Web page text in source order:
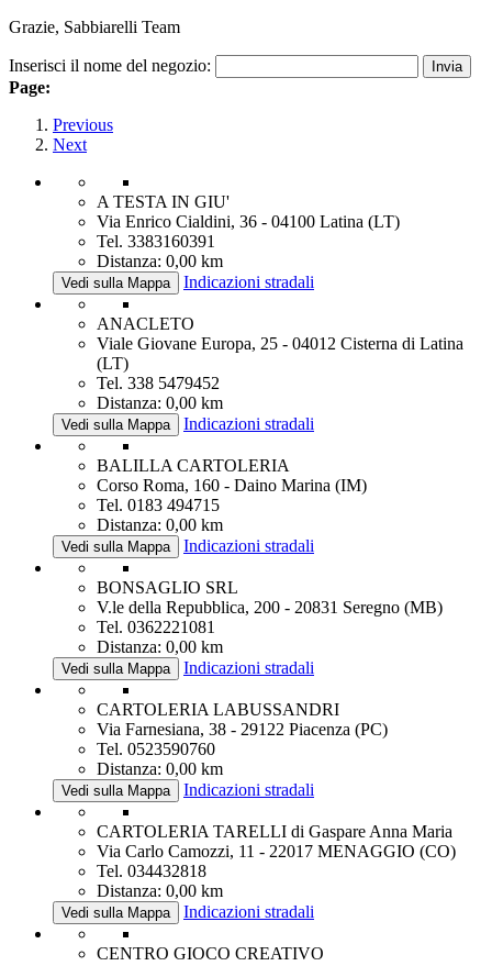
Grazie, Sabbiarelli Team
Inserisci il nome del negozio:
Page:
Previous
Next
A TESTA IN GIU'
Via Enrico Cialdini, 36 - 04100 Latina (LT)
Tel. 3383160391
Distanza: 0,00 km
Vedi sulla Mappa Indicazioni stradali
ANACLETO
Viale Giovane Europa, 25 - 04012 Cisterna di Latina
(LT)
Tel. 338 5479452
Distanza: 0,00 km
Vedi sulla Mappa Indicazioni stradali
BALILLA CARTOLERIA
Corso Roma, 160 - Daino Marina (IM)
Tel. 0183 494715
Distanza: 0,00 km
Vedi sulla Mappa Indicazioni stradali
BONSAGLIO SRL
V.le della Repubblica, 200 - 20831 Seregno (MB)
Tel. 0362221081
Distanza: 0,00 km
Vedi sulla Mappa Indicazioni stradali
CARTOLERIA LABUSSANDRI
Via Farnesiana, 38 - 29122 Piacenza (PC)
Tel. 0523590760
Distanza: 0,00 km
Vedi sulla Mappa Indicazioni stradali
CARTOLERIA TARELLI di Gaspare Anna Maria
Via Carlo Camozzi, 11 - 22017 MENAGGIO (CO)
Tel. 034432818
Distanza: 0,00 km
Vedi sulla Mappa Indicazioni stradali
CENTRO GIOCO CREATIVO